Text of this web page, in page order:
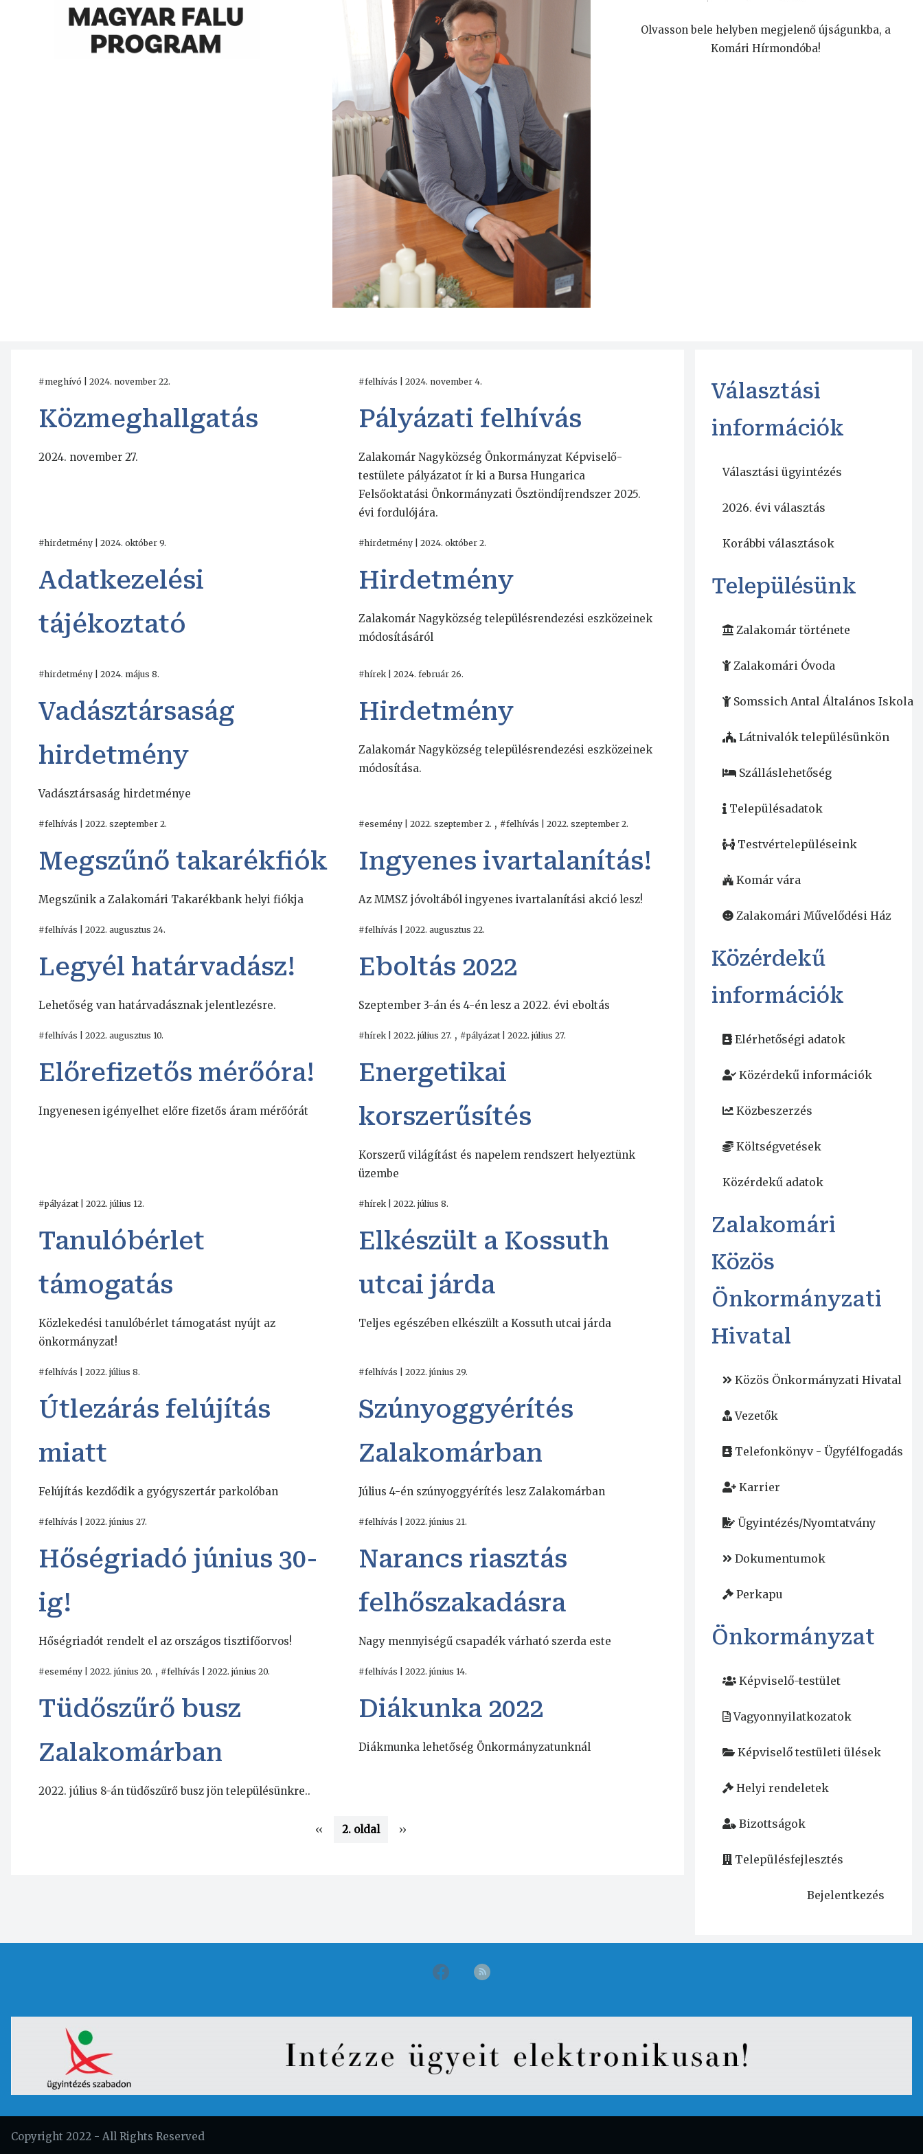
Olvasson bele helyben megjelenő újságunkba, a
Komári Hírmondóba!
#meghívó | 2024. november 22.
Közmeghallgatás
2024. november 27.
#felhívás | 2024. november 4.
Pályázati felhívás
Zalakomár Nagyközség Önkormányzat Képviselő-
testülete pályázatot ír ki a Bursa Hungarica
Felsőoktatási Önkormányzati Ösztöndíjrendszer 2025.
évi fordulójára.
#hirdetmény | 2024. október 9.
Adatkezelési
tájékoztató
#hirdetmény | 2024. október 2.
Hirdetmény
Zalakomár Nagyközség településrendezési eszközeinek
módosításáról
#hirdetmény | 2024. május 8.
Vadásztársaság
hirdetmény
Vadásztársaság hirdetménye
#hírek | 2024. február 26.
Hirdetmény
Zalakomár Nagyközség településrendezési eszközeinek
módosítása.
#felhívás | 2022. szeptember 2.
Megszűnő takarékfiók
Megszűnik a Zalakomári Takarékbank helyi fiókja
#esemény | 2022. szeptember 2. , #felhívás | 2022. szeptember 2.
Ingyenes ivartalanítás!
Az MMSZ jóvoltából ingyenes ivartalanítási akció lesz!
#felhívás | 2022. augusztus 24.
Legyél határvadász!
Lehetőség van határvadásznak jelentlezésre.
#felhívás | 2022. augusztus 22.
Eboltás 2022
Szeptember 3-án és 4-én lesz a 2022. évi eboltás
#felhívás | 2022. augusztus 10.
Előrefizetős mérőóra!
Ingyenesen igényelhet előre fizetős áram mérőórát
#hírek | 2022. július 27. , #pályázat | 2022. július 27.
Energetikai
korszerűsítés
Korszerű világítást és napelem rendszert helyeztünk
üzembe
#pályázat | 2022. július 12.
Tanulóbérlet
támogatás
Közlekedési tanulóbérlet támogatást nyújt az
önkormányzat!
#hírek | 2022. július 8.
Elkészült a Kossuth
utcai járda
Teljes egészében elkészült a Kossuth utcai járda
#felhívás | 2022. július 8.
Útlezárás felújítás
miatt
Felújítás kezdődik a gyógyszertár parkolóban
#felhívás | 2022. június 29.
Szúnyoggyérítés
Zalakomárban
Július 4-én szúnyoggyérítés lesz Zalakomárban
#felhívás | 2022. június 27.
Hőségriadó június 30-
ig!
Hőségriadót rendelt el az országos tisztifőorvos!
#felhívás | 2022. június 21.
Narancs riasztás
felhőszakadásra
Nagy mennyiségű csapadék várható szerda este
#esemény | 2022. június 20. , #felhívás | 2022. június 20.
Tüdőszűrő busz
Zalakomárban
2022. július 8-án tüdőszűrő busz jön településünkre..
#felhívás | 2022. június 14.
Diákunka 2022
Diákmunka lehetőség Önkormányzatunknál
Előző
‹‹ 2. oldal
Következő
››
Választási
információk
Választási ügyintézés
2026. évi választás
Korábbi választások
Településünk
Zalakomár története
Zalakomári Óvoda
Somssich Antal Általános Iskola
Látnivalók településünkön
Szálláslehetőség
Településadatok
Testvértelepüléseink
Komár vára
Zalakomári Művelődési Ház
Közérdekű
információk
Elérhetőségi adatok
Közérdekű információk
Közbeszerzés
Költségvetések
Közérdekű adatok
Zalakomári
Közös
Önkormányzati
Hivatal
Közös Önkormányzati Hivatal
Vezetők
Telefonkönyv - Ügyfélfogadás
Karrier
Ügyintézés/Nyomtatvány
Dokumentumok
Perkapu
Önkormányzat
Képviselő-testület
Vagyonnyilatkozatok
Képviselő testületi ülések
Helyi rendeletek
Bizottságok
Településfejlesztés
account
Bejelentkezés
Copyright 2022 - All Rights Reserved